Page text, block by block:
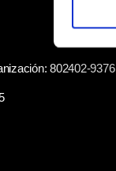
s
v
802402-9376